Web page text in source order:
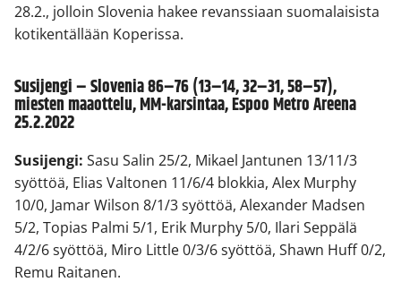
28.2., jolloin Slovenia hakee revanssiaan suomalaisista
kotikentällään Koperissa.
Susijengi – Slovenia 86–76 (13–14, 32–31, 58–57),
miesten maaottelu, MM-karsintaa, Espoo Metro Areena
25.2.2022
Susijengi: Sasu Salin 25/2, Mikael Jantunen 13/11/3
syöttöä, Elias Valtonen 11/6/4 blokkia, Alex Murphy
10/0, Jamar Wilson 8/1/3 syöttöä, Alexander Madsen
5/2, Topias Palmi 5/1, Erik Murphy 5/0, Ilari Seppälä
4/2/6 syöttöä, Miro Little 0/3/6 syöttöä, Shawn Huff 0/2,
Remu Raitanen.